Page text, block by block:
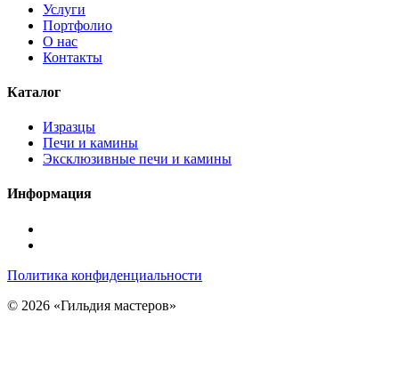
Услуги
Портфолио
О нас
Контакты
Каталог
Изразцы
Печи и камины
Эксклюзивные печи и камины
Информация
Max
Политика конфиденциальности
© 2026 «Гильдия мастеров»